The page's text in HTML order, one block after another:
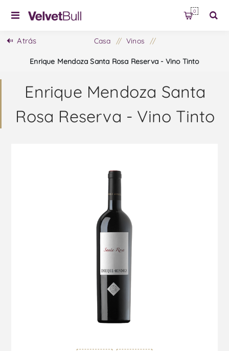
0
Atrás Casa / Vinos /
Enrique Mendoza Santa Rosa Reserva - Vino Tinto
Enrique Mendoza Santa
Rosa Reserva - Vino Tinto